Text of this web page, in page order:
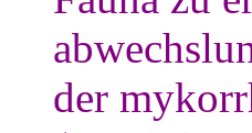
der